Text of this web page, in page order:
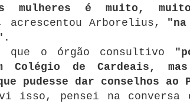
mulheres é muito,
acrescentou Arborelius,
.
que o órgão consultivo
Colégio de Cardeais,
pudesse dar conselhos ao
isso, pensei na